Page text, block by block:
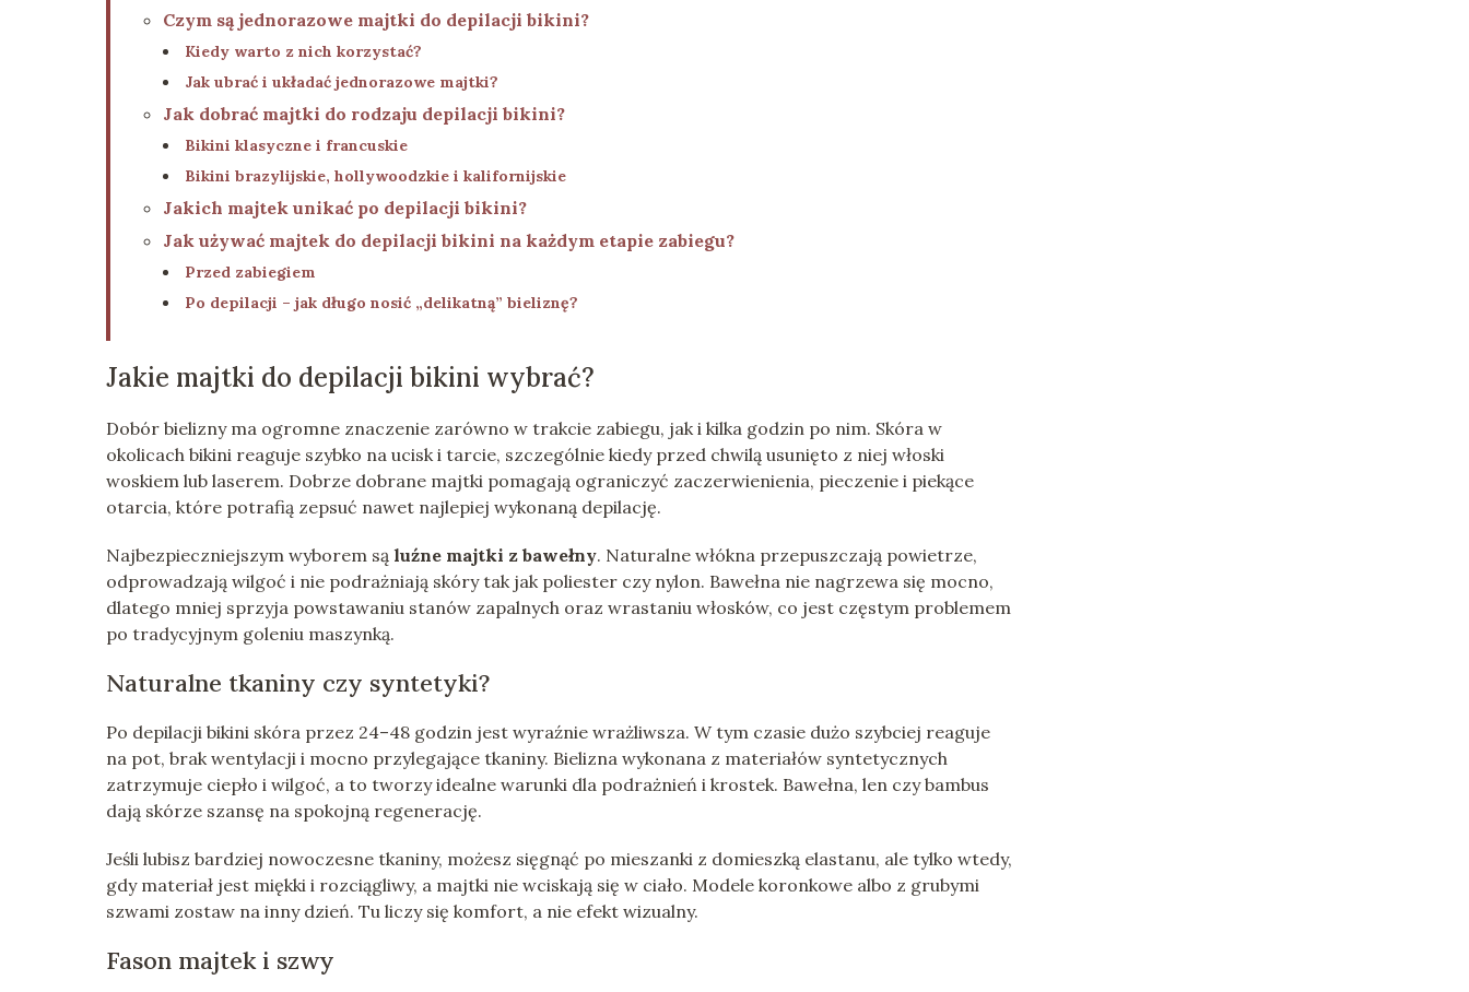
Czym są jednorazowe majtki do depilacji bikini?
Kiedy warto z nich korzystać?
Jak ubrać i układać jednorazowe majtki?
Jak dobrać majtki do rodzaju depilacji bikini?
Bikini klasyczne i francuskie
Bikini brazylijskie, hollywoodzkie i kalifornijskie
Jakich majtek unikać po depilacji bikini?
Jak używać majtek do depilacji bikini na każdym etapie zabiegu?
Przed zabiegiem
Po depilacji – jak długo nosić „delikatną” bieliznę?
Jakie majtki do depilacji bikini wybrać?
Dobór bielizny ma ogromne znaczenie zarówno w trakcie zabiegu, jak i kilka godzin po nim. Skóra w
okolicach bikini reaguje szybko na ucisk i tarcie, szczególnie kiedy przed chwilą usunięto z niej włoski
woskiem lub laserem. Dobrze dobrane majtki pomagają ograniczyć zaczerwienienia, pieczenie i piekące
otarcia, które potrafią zepsuć nawet najlepiej wykonaną depilację.
Najbezpieczniejszym wyborem są luźne majtki z bawełny. Naturalne włókna przepuszczają powietrze,
odprowadzają wilgoć i nie podrażniają skóry tak jak poliester czy nylon. Bawełna nie nagrzewa się mocno,
dlatego mniej sprzyja powstawaniu stanów zapalnych oraz wrastaniu włosków, co jest częstym problemem
po tradycyjnym goleniu maszynką.
Naturalne tkaniny czy syntetyki?
Po depilacji bikini skóra przez 24–48 godzin jest wyraźnie wrażliwsza. W tym czasie dużo szybciej reaguje
na pot, brak wentylacji i mocno przylegające tkaniny. Bielizna wykonana z materiałów syntetycznych
zatrzymuje ciepło i wilgoć, a to tworzy idealne warunki dla podrażnień i krostek. Bawełna, len czy bambus
dają skórze szansę na spokojną regenerację.
Jeśli lubisz bardziej nowoczesne tkaniny, możesz sięgnąć po mieszanki z domieszką elastanu, ale tylko wtedy,
gdy materiał jest miękki i rozciągliwy, a majtki nie wciskają się w ciało. Modele koronkowe albo z grubymi
szwami zostaw na inny dzień. Tu liczy się komfort, a nie efekt wizualny.
Fason majtek i szwy